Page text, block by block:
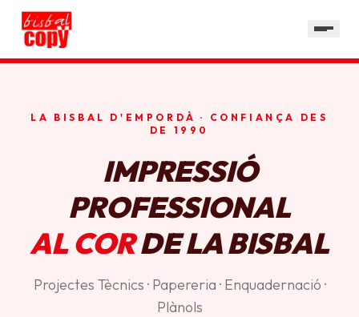
HORARI
LA BISBAL D'EMPORDÀ · CONFIANÇA DES
DE 1990
IMPRESSIÓ
PROFESSIONAL
AL CORDE LA BISBAL
Projectes Tècnics · Papereria · Enquadernació ·
Plànols